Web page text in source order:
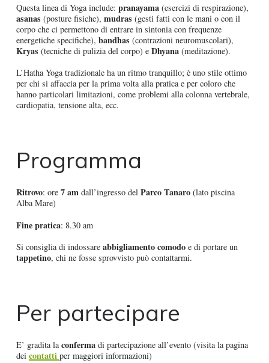
Questa linea di Yoga include:pranayama (esercizi di respirazione),
asanas (posture fisiche),mudras (gesti fatti con le mani o con il
corpo che ci permettono di entrare in sintonia con frequenze
energetiche specifiche),bandhas (contrazioni neuromuscolari),
Kryas (tecniche di pulizia del corpo) eDhyana (meditazione).
L’Hatha Yoga tradizionale ha un ritmo tranquillo; è uno stile ottimo
per chi si affaccia per la prima volta alla pratica e per coloro che
hanno particolari limitazioni, come problemi alla colonna vertebrale,
cardiopatia, tensione alta, ecc.
Programma
Ritrovo: ore7 am dall’ingresso delParco Tanaro (lato piscina
Alba Mare)
Fine pratica: 8.30 am
Si consiglia di indossareabbigliamento comodo e di portare un
tappetino, chi ne fosse sprovvisto può contattarmi.
Per partecipare
E’ gradita laconferma di partecipazione all’evento (visita la pagina
deicontatti per maggiori informazioni)